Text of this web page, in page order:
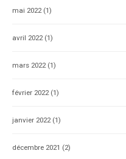
mai 2022(1)
avril 2022(1)
mars 2022(1)
février 2022(1)
janvier 2022(1)
décembre 2021 (2)